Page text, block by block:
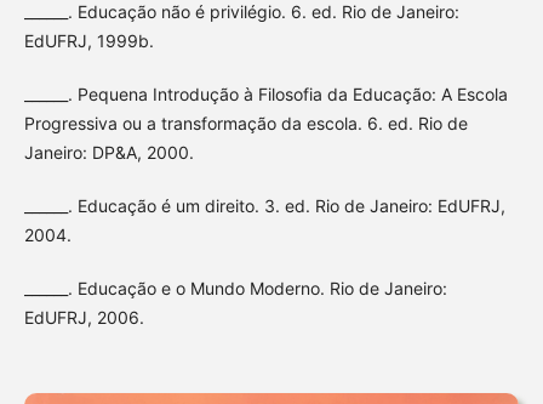
______. Educação não é privilégio. 6. ed. Rio de Janeiro:
EdUFRJ, 1999b.
______. Pequena Introdução à Filosofia da Educação: A Escola
Progressiva ou a transformação da escola. 6. ed. Rio de
Janeiro: DP&A, 2000.
______. Educação é um direito. 3. ed. Rio de Janeiro: EdUFRJ,
2004.
______. Educação e o Mundo Moderno. Rio de Janeiro:
EdUFRJ, 2006.